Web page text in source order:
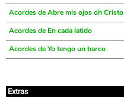
Acordes de Abre mis ojos oh Cristo
Acordes de En cada latido
Acordes de Yo tengo un barco
Extras